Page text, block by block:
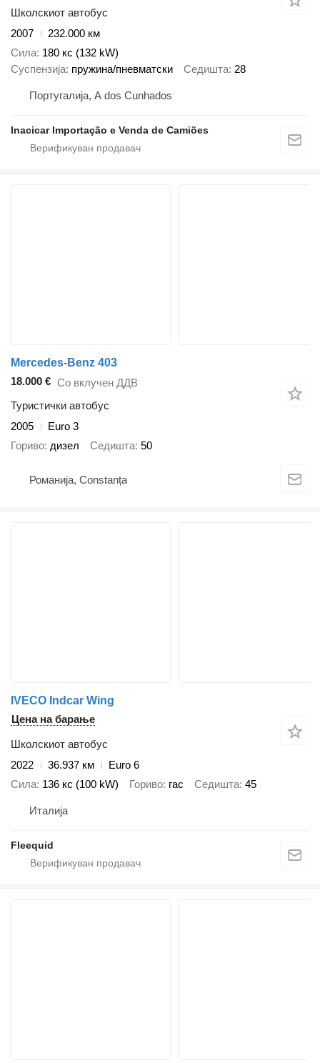
Школскиот автобус
2007
232.000 км
Сила 180 кс (132 kW)
Суспензија пружина/пневматски Седишта 28
Португалија, A dos Cunhados
Inacicar Importação e Venda de Camiões
Mercedes-Benz 403
18.000 € Со вклучен ДДВ
Туристички автобус
2005
Euro 3
Гориво дизел Седишта 50
Романија, Constanța
IVECO Indcar Wing
Цена на барање
Школскиот автобус
2022
36.937 км
Euro 6
Сила 136 кс (100 kW) Гориво гас Седишта 45
Италија
Fleequid